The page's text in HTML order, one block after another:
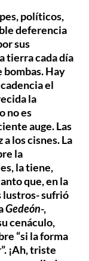
políticos,
deferencia
sus
tierra cada día
Hay
el
la
no es
auge. Las
los cisnes. La
la
la tiene,
que, en la
lustros- sufrió
Gedeón-,
cenáculo,
“si la forma
¡Ah, triste